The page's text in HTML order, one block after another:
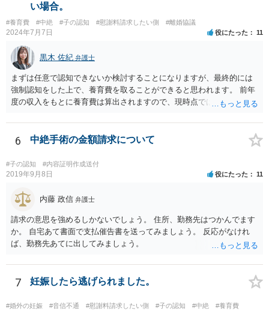
い場合。
#養育費 #中絶 #子の認知 #慰謝料請求したい側 #離婚協議
2024年7月7日 役にたった 11
黒木 佐紀 弁護士
まずは任意で認知できないか検討することになりますが、最終的には
強制認知をした上で、養育費を取ることができると思われます。 前年
度の収入をもとに養育費は算出されますので、現時点では少額しか取
育費の増額調停を起こすこともできます。 仮に中絶する場合でも、相
手方が妊娠について話し合いをしっかりしてくれない場合には、慰謝
関わりが不可欠となると思われますので、一度話し合った上で、法律
事務所へ早めのご相談をされたほうがよろしいかと思います。
6 中絶手術の金額請求について
#子の認知 #内容証明作成送付
2019年9月8日 役にたった 11
内藤 政信 弁護士
請求の意思を強めるしかないでしょう。 住所、勤務先はつかんでます
か。 自宅あて書面で支払催告書を送ってみましょう。 反応がなけれ
ば、勤務先あてに出してみましょう。
7 妊娠したら逃げられました。
#婚外の妊娠 #音信不通 #慰謝料請求したい側 #子の認知 #中絶 #養育費